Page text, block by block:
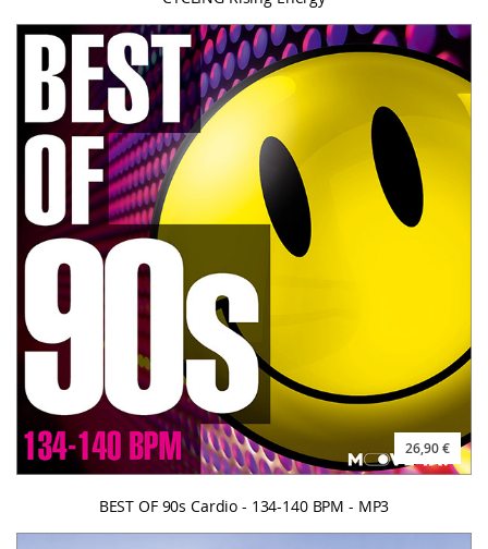
26,90 €
BEST OF 90s Cardio - 134-140 BPM - MP3